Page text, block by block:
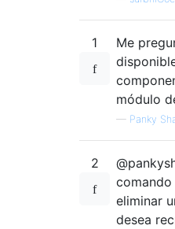
1
Me
módulo
— Panky
2
comando
eliminar
desea